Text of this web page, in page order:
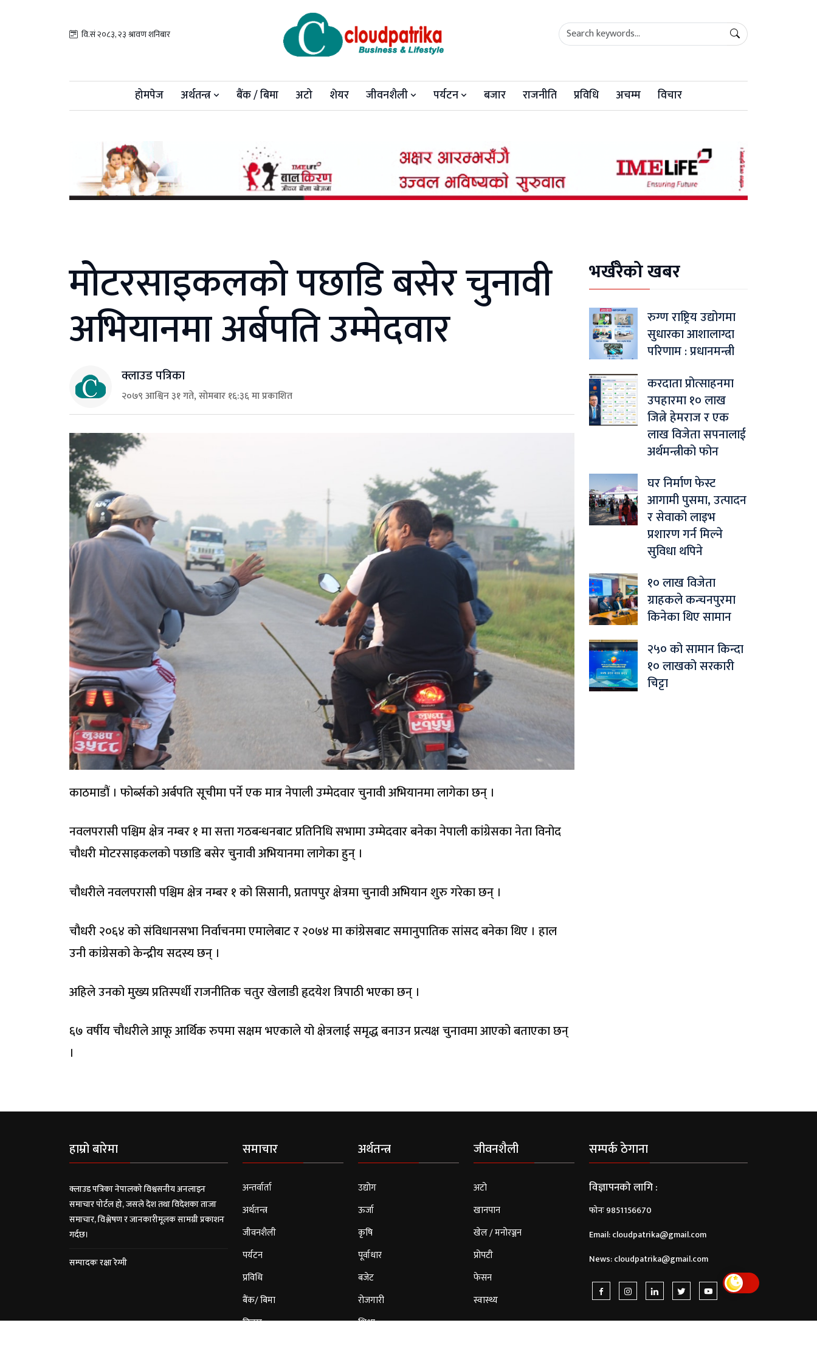
वि.सं २०८३, २३ श्रावण शनिबार
होमपेज अर्थतन्त्र बैंक / बिमा अटो शेयर जीवनशैली पर्यटन बजार राजनीति प्रविधि अचम्म विचार
मोटरसाइकलको पछाडि बसेर चुनावी
अभियानमा अर्बपति उम्मेदवार
क्लाउड पत्रिका
२०७९ आश्विन ३१ गते, सोमबार १६:३६ मा प्रकाशित
काठमाडौं । फोर्ब्सको अर्बपति सूचीमा पर्ने एक मात्र नेपाली उम्मेदवार चुनावी अभियानमा लागेका छन् ।
नवलपरासी पश्चिम क्षेत्र नम्बर १ मा सत्ता गठबन्धनबाट प्रतिनिधि सभामा उम्मेदवार बनेका नेपाली कांग्रेसका नेता विनोद
चौधरी मोटरसाइकलको पछाडि बसेर चुनावी अभियानमा लागेका हुन् ।
चौधरीले नवलपरासी पश्चिम क्षेत्र नम्बर १ को सिसानी, प्रतापपुर क्षेत्रमा चुनावी अभियान शुरु गरेका छन् ।
चौधरी २०६४ को संविधानसभा निर्वाचनमा एमालेबाट र २०७४ मा कांग्रेसबाट समानुपातिक सांसद बनेका थिए । हाल
उनी कांग्रेसको केन्द्रीय सदस्य छन् ।
अहिले उनको मुख्य प्रतिस्पर्धी राजनीतिक चतुर खेलाडी हृदयेश त्रिपाठी भएका छन् ।
६७ वर्षीय चौधरीले आफू आर्थिक रुपमा सक्षम भएकाले यो क्षेत्रलाई समृद्ध बनाउन प्रत्यक्ष चुनावमा आएको बताएका छन्
।
भर्खरैको खबर
रुग्ण राष्ट्रिय उद्योगमा
सुधारका आशालाग्दा
परिणाम : प्रधानमन्त्री
करदाता प्रोत्साहनमा
उपहारमा १० लाख
जित्ने हेमराज र एक
लाख विजेता सपनालाई
अर्थमन्त्रीको फोन
घर निर्माण फेस्ट
आगामी पुसमा, उत्पादन
र सेवाको लाइभ
प्रशारण गर्न मिल्ने
सुविधा थपिने
१० लाख विजेता
ग्राहकले कन्चनपुरमा
किनेका थिए सामान
२५० को सामान किन्दा
१० लाखको सरकारी
चिट्टा
हाम्रो बारेमा
क्लाउड पत्रिका नेपालको विश्वसनीय अनलाइन
समाचार पोर्टल हो, जसले देश तथा विदेशका ताजा
समाचार, विश्लेषण र जानकारीमूलक सामग्री प्रकाशन
गर्दछ।
सम्पादकः रक्षा रेग्मी
समाचार
अन्तर्वार्ता
अर्थतन्त्र
जीवनशैली
पर्यटन
प्रविधि
बैंक/ बिमा
विचार
अर्थतन्त्र
उद्योग
ऊर्जा
कृषि
पूर्वाधार
बजेट
रोजगारी
शिक्षा
जीवनशैली
अटो
खानपान
खेल / मनोरञ्जन
प्रोपटी
फेसन
स्वास्थ्य
सम्पर्क ठेगाना
विज्ञापनको लागि :
फोनः 9851156670
Email:cloudpatrika@gmail.com
News:cloudpatrika@gmail.com